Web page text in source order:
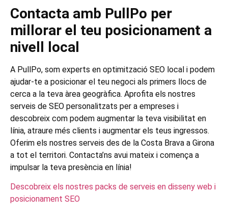
Contacta amb PullPo per
millorar el teu posicionament a
nivell local
A PullPo, som experts en optimització SEO local i podem
ajudar-te a posicionar el teu negoci als primers llocs de
cerca a la teva àrea geogràfica. Aprofita els nostres
serveis de SEO personalitzats per a empreses i
descobreix com podem augmentar la teva visibilitat en
línia, atraure més clients i augmentar els teus ingressos.
Oferim els nostres serveis des de la Costa Brava a Girona
a tot el territori. Contacta’ns avui mateix i comença a
impulsar la teva presència en línia!
Descobreix els nostres packs de serveis en disseny web i
posicionament SEO